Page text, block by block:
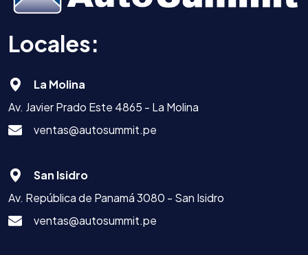
Locales:
La Molina
Av. Javier Prado Este 4865 - La Molina
ventas@autosummit.pe
San Isidro
Av. República de Panamá 3080 - San Isidro
ventas@autosummit.pe